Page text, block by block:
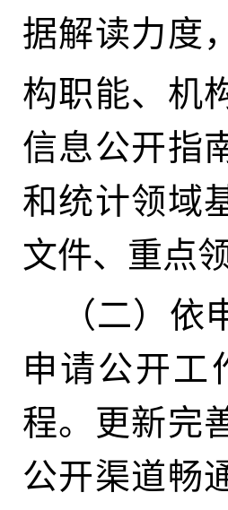
据解读力度
构职能、机
信息公开指
和统计领域
文件、重点
（二）依
申请公开工
程。 更新完
公开渠道畅